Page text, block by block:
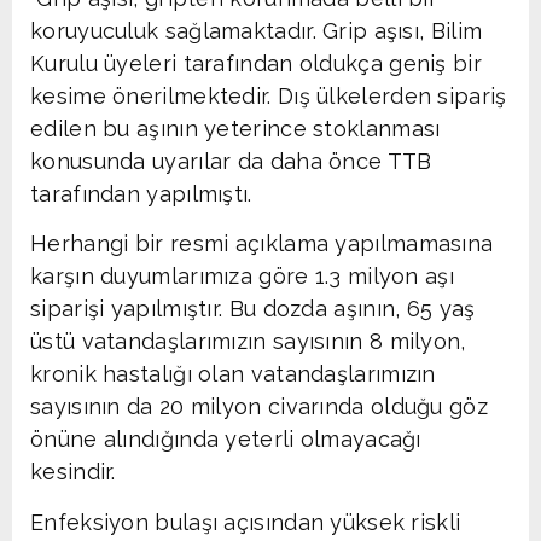
koruyuculuk sağlamaktadır. Grip aşısı, Bilim
Kurulu üyeleri tarafından oldukça geniş bir
kesime önerilmektedir. Dış ülkelerden sipariş
edilen bu aşının yeterince stoklanması
konusunda uyarılar da daha önce TTB
tarafından yapılmıştı.
Herhangi bir resmi açıklama yapılmamasına
karşın duyumlarımıza göre 1.3 milyon aşı
siparişi yapılmıştır. Bu dozda aşının, 65 yaş
üstü vatandaşlarımızın sayısının 8 milyon,
kronik hastalığı olan vatandaşlarımızın
sayısının da 20 milyon civarında olduğu göz
önüne alındığında yeterli olmayacağı
kesindir.
Enfeksiyon bulaşı açısından yüksek riskli